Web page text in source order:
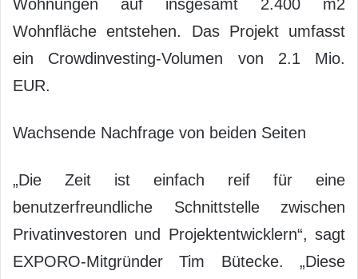
Wohnungen auf insgesamt 2.400 m2
Wohnfläche entstehen. Das Projekt umfasst
ein Crowdinvesting-Volumen von 2.1 Mio.
EUR.
Wachsende Nachfrage von beiden Seiten
„Die Zeit ist einfach reif für eine
benutzerfreundliche Schnittstelle zwischen
Privatinvestoren und Projektentwicklern“, sagt
EXPORO-Mitgründer Tim Bütecke. „Diese